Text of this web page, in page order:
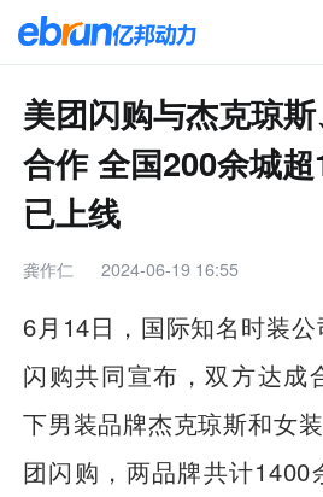
美团闪购与杰克琼
合作 全国200余城
已上线
龚作仁 2024-06-19 16:55
6月14日，国际知名时装
闪购共同宣布，双方达成
下男装品牌杰克琼斯和女
团闪购，两品牌共计1400